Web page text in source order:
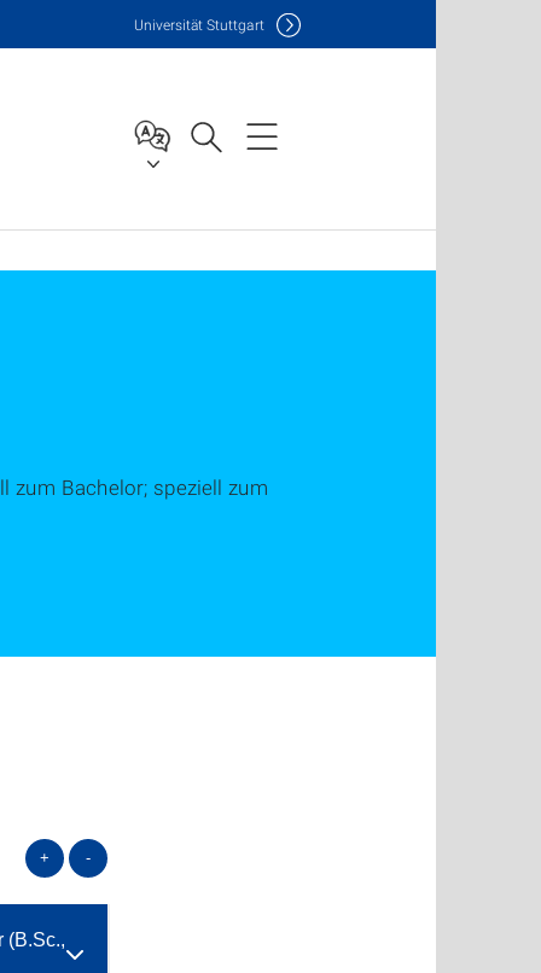
Universität Stuttgart
zum Bachelor; speziell zum
+ -
(B.Sc.,